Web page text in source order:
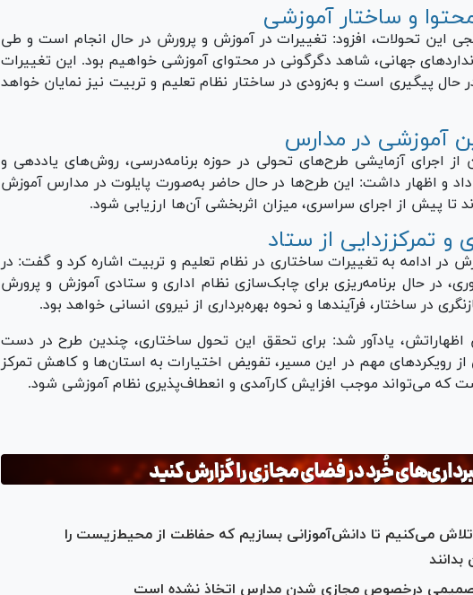
و ساختار آموزشی
این تحولات، افزود: تغییرات در آموزش و پرورش در حال انجام است و طی
جهانی، شاهد دگرگونی در محتوای آموزشی خواهیم بود. این تغییرات
حال پیگیری است و به‌زودی در ساختار نظام تعلیم و تربیت نیز نمایان خواهد
آموزشی در مدارس
اجرای آزمایشی طرح‌های تحولی در حوزه برنامه‌درسی، روش‌های یاددهی و
داد و اظهار داشت: این طرح‌ها در حال حاضر به‌صورت پایلوت در مدارس آموزش
تا پیش از اجرای سراسری، میزان اثربخشی آن‌ها ارزیابی شود.
و تمرکززدایی از ستاد
در ادامه به تغییرات ساختاری در نظام تعلیم و تربیت اشاره کرد و گفت: در
در حال برنامه‌ریزی برای چابک‌سازی نظام اداری و ستادی آموزش و پرورش
در ساختار، فرآیندها و نحوه بهره‌برداری از نیروی انسانی خواهد بود.
اظهاراتش، یادآور شد: برای تحقق این تحول ساختاری، چندین طرح در دست
رویکردهای مهم در این مسیر، تفویض اختیارات به استان‌ها و کاهش تمرکز
که می‌تواند موجب افزایش کارآمدی و انعطاف‌پذیری نظام آموزشی شود.
می‌کنیم تا دانش‌آموزانی بسازیم که حفاظت از محیط‌زیست را
درخصوص مجازی شدن مدارس اتخاذ نشده است